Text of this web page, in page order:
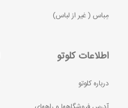
مِباس ( غير از لباس)
اطلاعات کلوتو
درباره کلوتو